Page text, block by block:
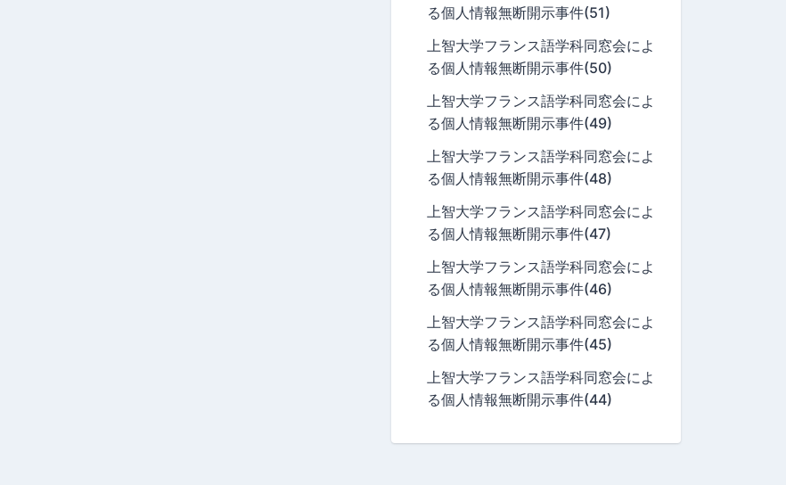
る個人情報無断開示事件(51)
上智大学フランス語学科同窓会によ
る個人情報無断開示事件(50)
上智大学フランス語学科同窓会によ
る個人情報無断開示事件(49)
上智大学フランス語学科同窓会によ
る個人情報無断開示事件(48)
上智大学フランス語学科同窓会によ
る個人情報無断開示事件(47)
上智大学フランス語学科同窓会によ
る個人情報無断開示事件(46)
上智大学フランス語学科同窓会によ
る個人情報無断開示事件(45)
上智大学フランス語学科同窓会によ
る個人情報無断開示事件(44)